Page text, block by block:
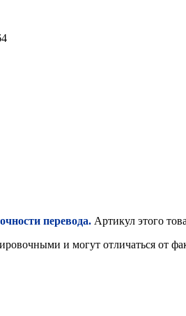
перевода. Артикул этого
и могут отличаться от